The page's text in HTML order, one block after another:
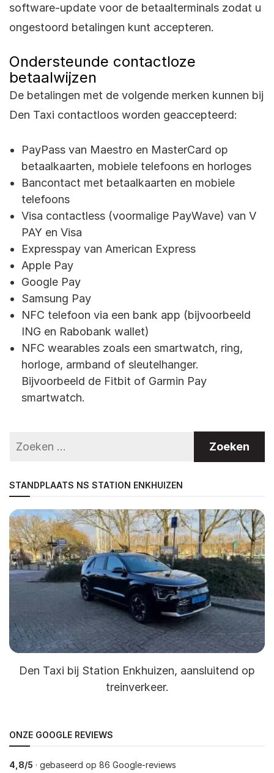
software-update voor de betaalterminals zodat u
ongestoord betalingen kunt accepteren.
Ondersteunde contactloze
betaalwijzen
De betalingen met de volgende merken kunnen bij
Den Taxi contactloos worden geaccepteerd:
PayPass van Maestro en MasterCard op
betaalkaarten, mobiele telefoons en horloges
Bancontact met betaalkaarten en mobiele
telefoons
Visa contactless (voormalige PayWave) van V
PAY en Visa
Expresspay van American Express
Apple Pay
Google Pay
Samsung Pay
NFC telefoon via een bank app (bijvoorbeeld
ING en Rabobank wallet)
NFC wearables zoals een smartwatch, ring,
horloge, armband of sleutelhanger.
Bijvoorbeeld de Fitbit of Garmin Pay
smartwatch.
STANDPLAATS NS STATION ENKHUIZEN
Den Taxi bij Station Enkhuizen, aansluitend op
treinverkeer.
ONZE GOOGLE REVIEWS
4,8/5 · gebaseerd op 86 Google-reviews